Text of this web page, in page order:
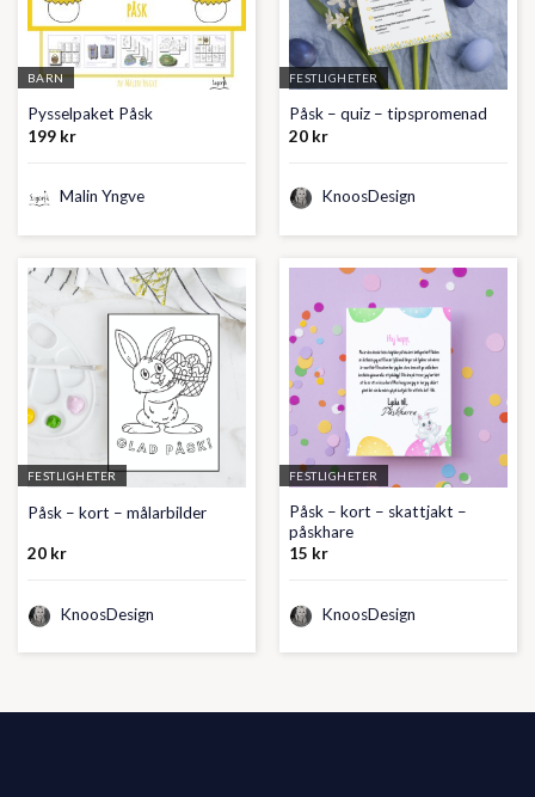
BARN
Pysselpaket Påsk
199 kr
Malin Yngve
FESTLIGHETER
Påsk – quiz – tipspromenad
20 kr
KnoosDesign
FESTLIGHETER
Påsk – kort – målarbilder
20 kr
KnoosDesign
FESTLIGHETER
Påsk – kort – skattjakt –
påskhare
15 kr
KnoosDesign